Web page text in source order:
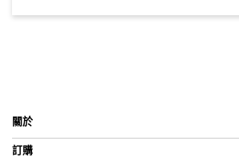
關於
訂購